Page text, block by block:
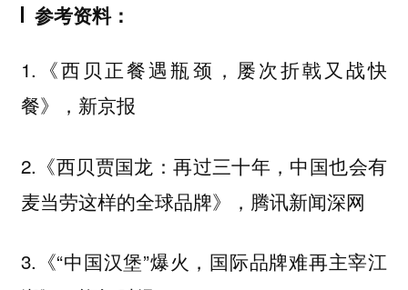
参考资料：
1.《西贝正餐遇瓶颈，屡次折戟又战快
餐》，新京报
2.《西贝贾国龙：再过三十年，中国也会有
麦当劳这样的全球品牌》，腾讯新闻深网
3.《“中国汉堡”爆火，国际品牌难再主宰江